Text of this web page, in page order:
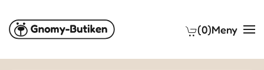
Skip to main content (0)Meny